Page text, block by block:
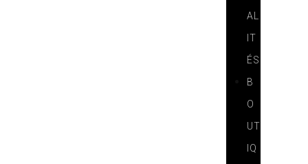
AL
IT
ÉS
B
O
UT
IQ